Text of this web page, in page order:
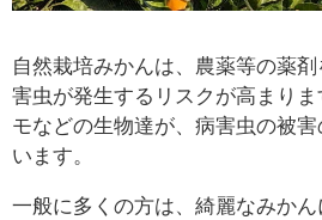
自然栽培みかんは、農薬等の薬
害虫が発生するリスクが高まり
モなどの生物達が、病害虫の被
います。
一般に多くの方は、綺麗なみか